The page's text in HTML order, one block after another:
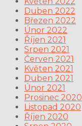
Duben 2022
Březen 2022
Únor 2022
Říjen 2021
Srpen 2021
Červen 2021
Květen 2021
Duben 2021
Únor 2021
Prosinec 2020
Listopad 2020
Říjen 2020